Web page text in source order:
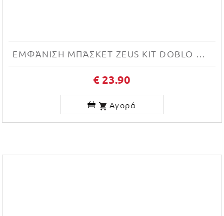
ΕΜΦΆΝΙΣΗ ΜΠΆΣΚΕΤ ZEUS KIT DOBLO NEW (ROSSO/BLU)
€ 23.90
Αγορά